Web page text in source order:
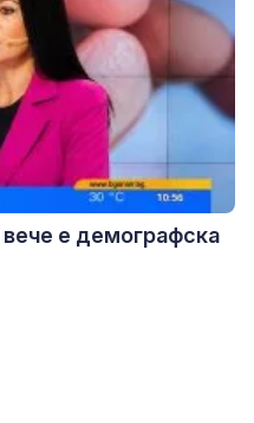
е демографска